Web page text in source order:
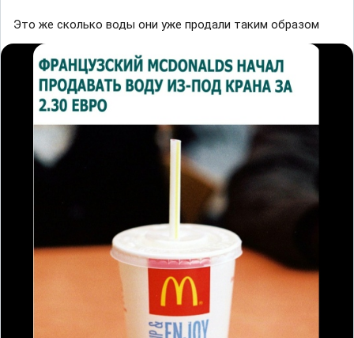
Это же сколько воды они уже продали таким образом